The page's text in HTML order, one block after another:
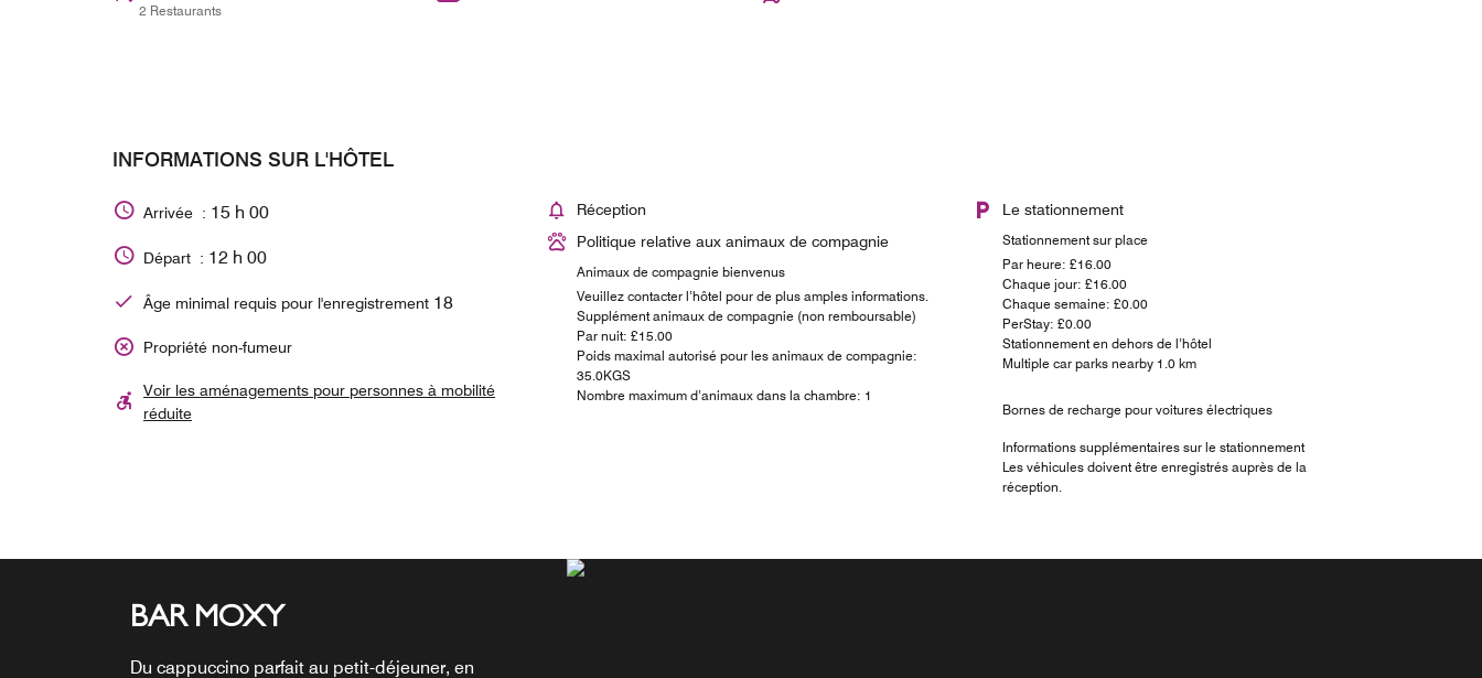
2 Restaurants
INFORMATIONS SUR L'HÔTEL
Arrivée : 15 h 00
Départ : 12 h 00
Âge minimal requis pour l'enregistrement 18
Propriété non-fumeur
Voir les aménagements pour personnes à mobilité
réduite
Réception
Politique relative aux animaux de compagnie
Animaux de compagnie bienvenus
Veuillez contacter l’hôtel pour de plus amples informations.
Supplément animaux de compagnie (non remboursable)
Par nuit: £15.00
Poids maximal autorisé pour les animaux de compagnie:
35.0KGS
Nombre maximum d’animaux dans la chambre: 1
Le stationnement
Stationnement sur place
Par heure: £16.00
Chaque jour: £16.00
Chaque semaine: £0.00
PerStay: £0.00
Stationnement en dehors de l’hôtel
Multiple car parks nearby 1.0 km
Bornes de recharge pour voitures électriques
Informations supplémentaires sur le stationnement
Les véhicules doivent être enregistrés auprès de la
réception.
BAR MOXY
Du cappuccino parfait au petit-déjeuner, en
24/7 GRAB AND GO
Des en-cas et des boissons sont disponibles